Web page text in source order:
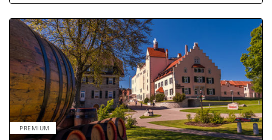
PREMIUM